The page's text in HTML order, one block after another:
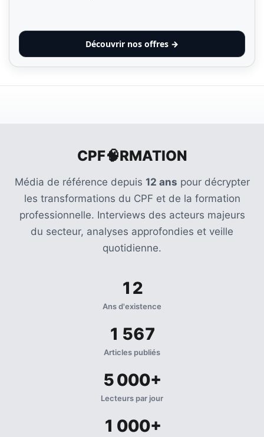
Découvrir nos offres →
CPF🧠RMATION
Média de référence depuis 12 ans pour décrypter
les transformations du CPF et de la formation
professionnelle. Interviews des acteurs majeurs
du secteur, analyses approfondies et veille
quotidienne.
12
Ans d'existence
1 567
Articles publiés
5 000+
Lecteurs par jour
1 000+